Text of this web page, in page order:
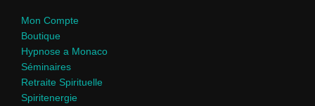
Mon Compte
Boutique
Hypnose a Monaco
Séminaires
Retraite Spirituelle
Spiritenergie